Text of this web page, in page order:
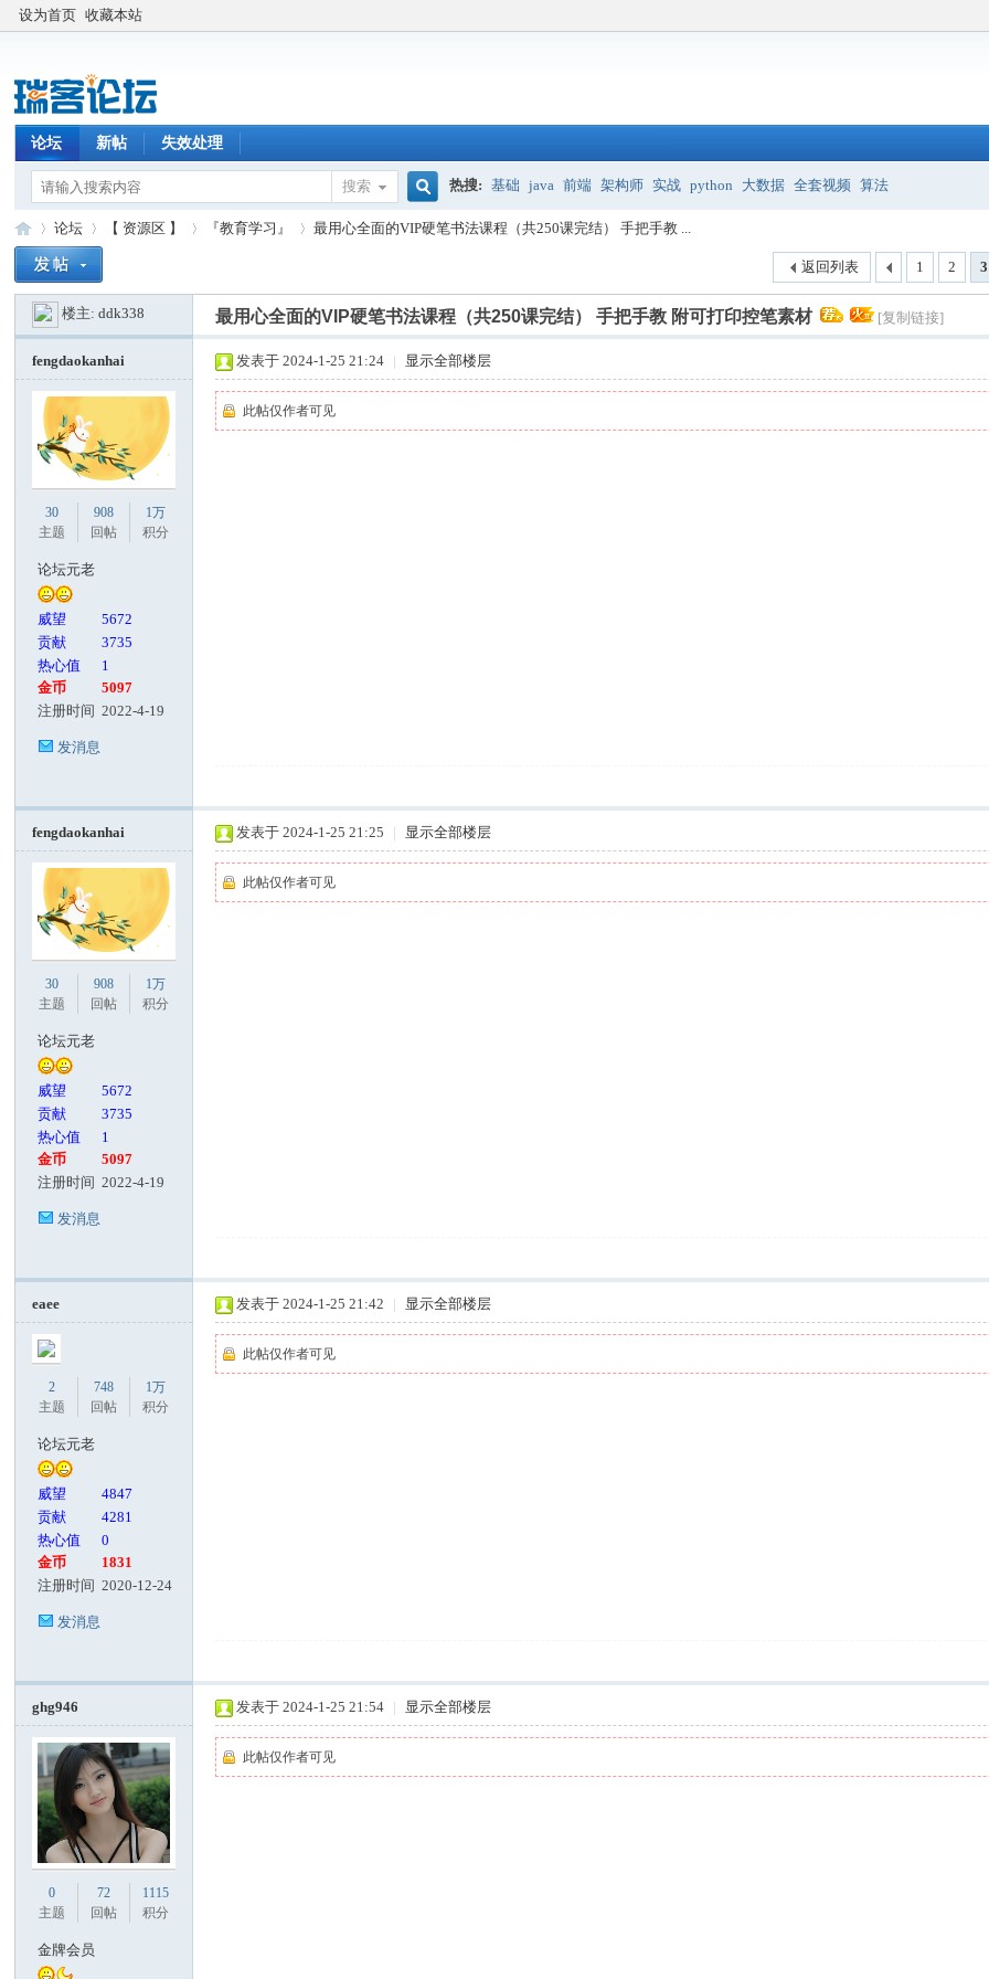
设为首页 收藏本站
论坛 新帖 失效处理
搜索
搜
索
热搜: 基础 java 前端 架构师 实战 python 大数据 全套视频 算法
»
论坛
›
【 资源区 】 『教育学习』
›
最用心全面的VIP硬笔书法课程（共250课完结） 手把手教 ...
1 2 3
返回列表
楼主:ddk338 最用心全面的VIP硬笔书法课程（共250课完结） 手把手教 附可打印控笔素材 [复制链接]
fengdaokanhai
30
主题
908
回帖
1万
积分
论坛元老
威望
5672
贡献
3735
热心值
1
金币
5097
注册时间 2022-4-19
发消息
发表于 2024-1-25 21:24 | 显示全部楼层
此帖仅作者可见
fengdaokanhai
30
主题
908
回帖
1万
积分
论坛元老
威望
5672
贡献
3735
热心值
1
金币
5097
注册时间 2022-4-19
发消息
发表于 2024-1-25 21:25 | 显示全部楼层
此帖仅作者可见
eaee
2
主题
748
回帖
1万
积分
论坛元老
威望
4847
贡献
4281
热心值
0
金币
1831
注册时间 2020-12-24
发消息
发表于 2024-1-25 21:42 | 显示全部楼层
此帖仅作者可见
ghg946
0
主题
72
回帖
1115
积分
金牌会员
发表于 2024-1-25 21:54 | 显示全部楼层
此帖仅作者可见